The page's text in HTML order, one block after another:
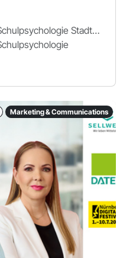
Institut für Pädagogik und Schulpsychologie Stadt Nürnberg
Marketing & Communications